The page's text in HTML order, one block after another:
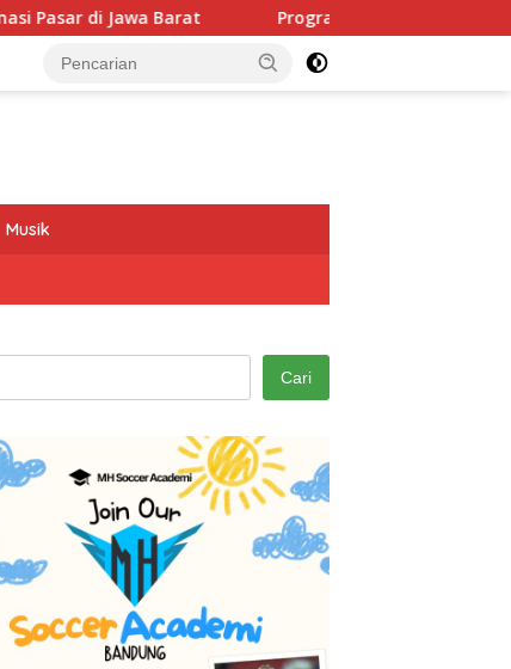
Program GEMAS SDN 088 Embong Antarkan
Musik
Cari